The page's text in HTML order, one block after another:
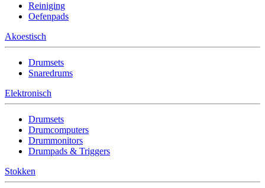
Reiniging
Oefenpads
Akoestisch
Drumsets
Snaredrums
Elektronisch
Drumsets
Drumcomputers
Drummonitors
Drumpads & Triggers
Stokken